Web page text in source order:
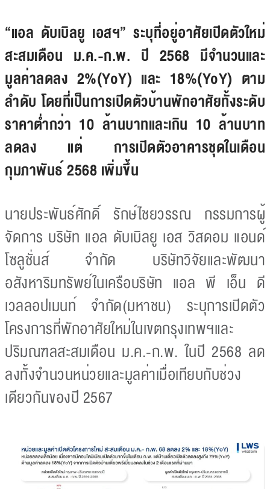
“แอล ดับเบิลยู เอสฯ” ระบุที่อยู่อาศัยเปิดตัวใหม่
สะสมเดือน ม.ค.-ก.พ. ปี 2568 มีจำนวนและ
มูลค่าลดลง 2%(YoY) และ 18%(YoY) ตาม
ลำดับ โดยที่เป็นการเปิดตัวบ้านพักอาศัยทั้งระดับ
ราคาต่ำกว่า 10 ล้านบาทและเกิน 10 ล้านบาท
ลดลง แต่ การเปิดตัวอาคารชุดในเดือน
กุมภาพันธ์ 2568 เพิ่มขึ้น
นายประพันธ์ศักดิ์ รักษ์ไชยวรรณ กรรมการผู้
จัดการ บริษัท แอล ดับเบิลยู เอส วิสดอม แอนด์
โซลูชั่นส์ จำกัด บริษัทวิจัยและพัฒนา
อสังหาริมทรัพย์ในเครือบริษัท แอล พี เอ็น ดี
เวลลอปเมนท์ จำกัด(มหาชน) ระบุการเปิดตัว
โครงการที่พักอาศัยใหม่ในเขตกรุงเทพฯและ
ปริมณฑลสะสมเดือน ม.ค.-ก.พ. ในปี 2568 ลด
ลงทั้งจำนวนหน่วยและมูลค่าเมื่อเทียบกับช่วง
เดียวกันของปี 2567